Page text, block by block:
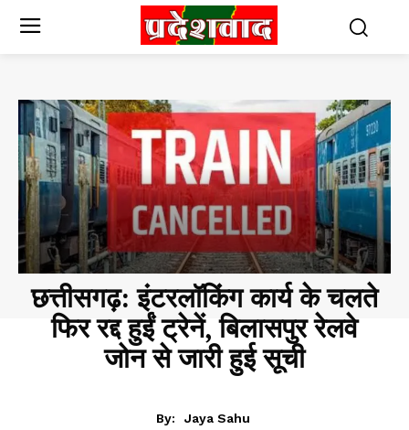
छत्तीसगढ़: इंटरलॉकिंग कार्य के चलते
फिर रद्द हुईं ट्रेनें, बिलासपुर रेलवे
जोन से जारी हुई सूची
CHHATTISGARH
By:
Jaya Sahu